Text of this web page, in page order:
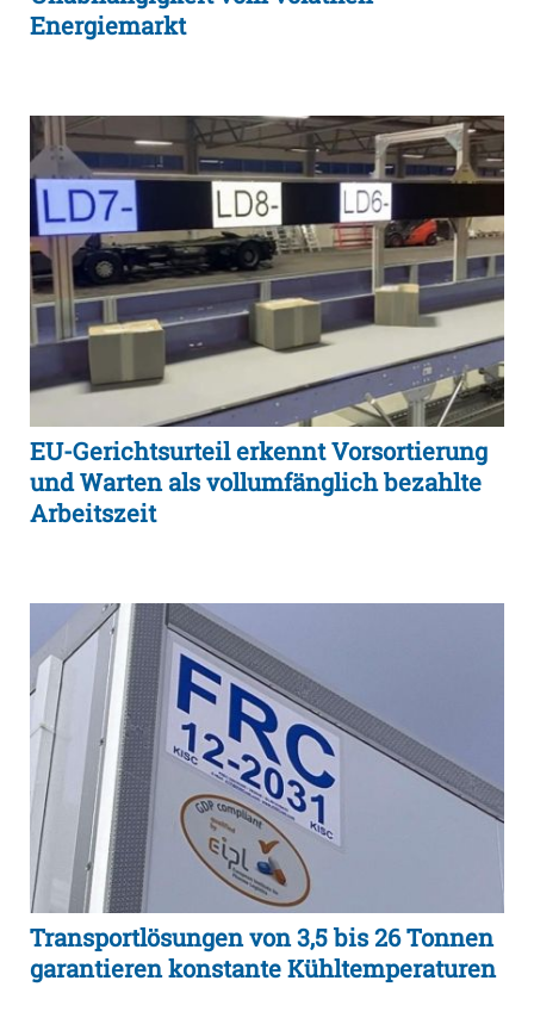
Energiemarkt
EU-Gerichtsurteil erkennt Vorsortierung
und Warten als vollumfänglich bezahlte
Arbeitszeit
Transportlösungen von 3,5 bis 26 Tonnen
garantieren konstante Kühltemperaturen